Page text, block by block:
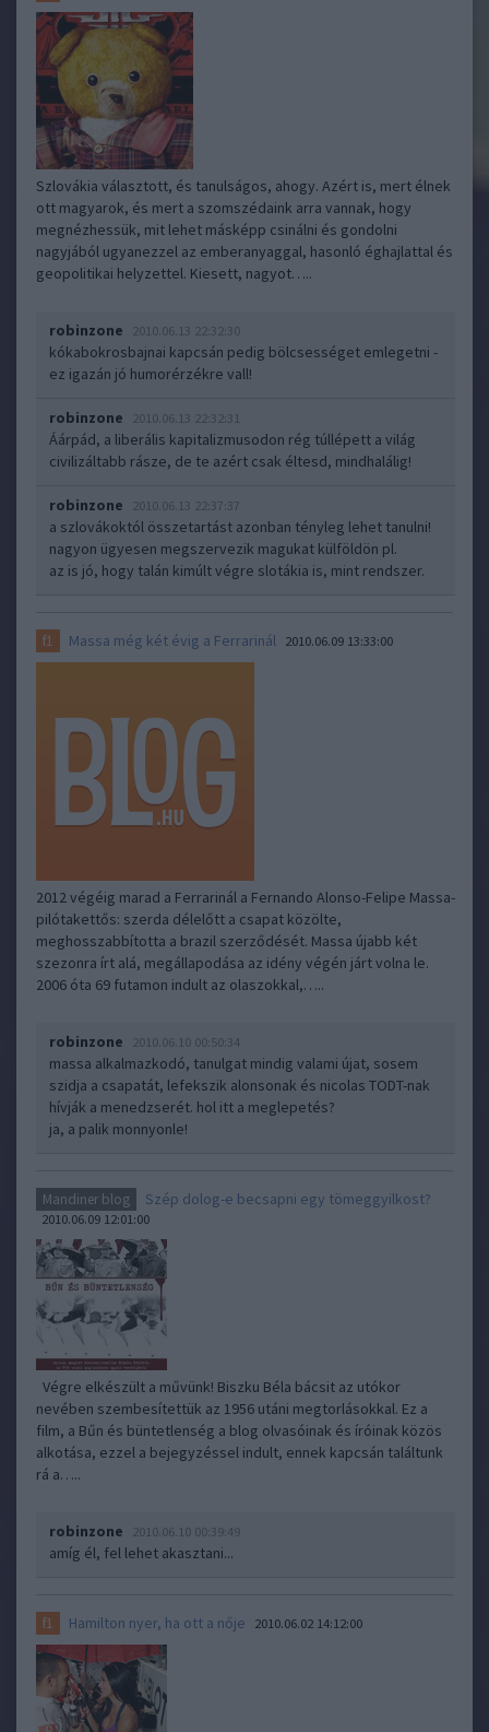
Szlovákia választott, és tanulságos, ahogy. Azért is, mert élnek
ott magyarok, és mert a szomszédaink arra vannak, hogy
megnézhessük, mit lehet másképp csinálni és gondolni
nagyjából ugyanezzel az emberanyaggal, hasonló éghajlattal és
geopolitikai helyzettel. Kiesett, nagyot…..
robinzone 2010.06.13 22:32:30
kókabokrosbajnai kapcsán pedig bölcsességet emlegetni -
ez igazán jó humorérzékre vall!
robinzone 2010.06.13 22:32:31
Áárpád, a liberális kapitalizmusodon rég túllépett a világ
civilizáltabb rásze, de te azért csak éltesd, mindhalálig!
robinzone 2010.06.13 22:37:37
a szlovákoktól összetartást azonban tényleg lehet tanulni!
nagyon ügyesen megszervezik magukat külföldön pl.
az is jó, hogy talán kimúlt végre slotákia is, mint rendszer.
f1 Massa még két évig a Ferrarinál 2010.06.09 13:33:00
2012 végéig marad a Ferrarinál a Fernando Alonso-Felipe Massa-
pilótakettős: szerda délelőtt a csapat közölte,
meghosszabbította a brazil szerződését. Massa újabb két
szezonra írt alá, megállapodása az idény végén járt volna le.
2006 óta 69 futamon indult az olaszokkal,…..
robinzone 2010.06.10 00:50:34
massa alkalmazkodó, tanulgat mindig valami újat, sosem
szidja a csapatát, lefekszik alonsonak és nicolas TODT-nak
hívják a menedzserét. hol itt a meglepetés?
ja, a palik monnyonle!
Mandiner blog Szép dolog-e becsapni egy tömeggyilkost?
2010.06.09 12:01:00
Végre elkészült a művünk! Biszku Béla bácsit az utókor
nevében szembesítettük az 1956 utáni megtorlásokkal. Ez a
film, a Bűn és büntetlenség a blog olvasóinak és íróinak közös
alkotása, ezzel a bejegyzéssel indult, ennek kapcsán találtunk
rá a…..
robinzone 2010.06.10 00:39:49
amíg él, fel lehet akasztani...
f1 Hamilton nyer, ha ott a nője 2010.06.02 14:12:00